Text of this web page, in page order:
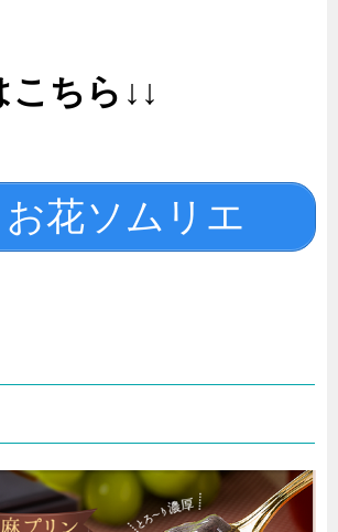
ちら↓↓
お花ソムリエ